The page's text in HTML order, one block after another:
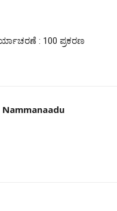
: 100 ಪ್ರಕರಣ
Nammanaadu